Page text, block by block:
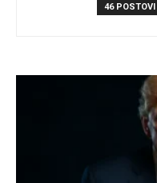
46 POSTOVI